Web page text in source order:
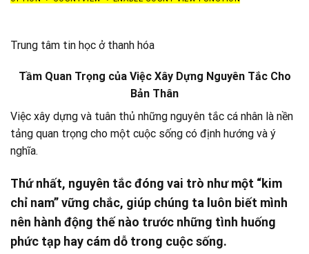
Trung tâm tin học ở thanh hóa
Tầm Quan Trọng của Việc Xây Dựng Nguyên Tắc Cho
Bản Thân
Việc xây dựng và tuân thủ những nguyên tắc cá nhân là nền
tảng quan trọng cho một cuộc sống có định hướng và ý
nghĩa.
Thứ nhất, nguyên tắc đóng vai trò như một “kim
chỉ nam” vững chắc, giúp chúng ta luôn biết mình
nên hành động thế nào trước những tình huống
phức tạp hay cám dỗ trong cuộc sống.